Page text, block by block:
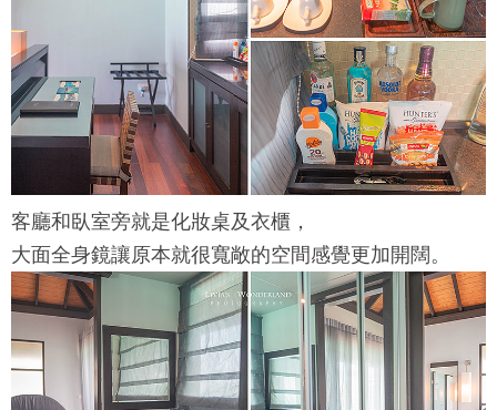
客廳和臥室旁就是化妝桌及衣櫃，
大面全身鏡讓原本就很寬敞的空間感覺更加開闊。